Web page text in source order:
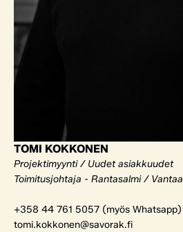
TOMI KOKKONEN
Projektimyynti / Uudet asiakkuudet
Toimitusjohtaja - Rantasalmi / Vantaa
+358 44 761 5057 (myös Whatsapp)
tomi.kokkonen@savorak.fi